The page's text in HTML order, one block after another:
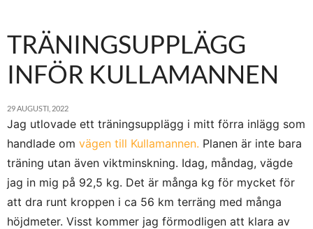
TRÄNINGSUPPLÄGG
INFÖR KULLAMANNEN
29 AUGUSTI, 2022
Jag utlovade ett träningsupplägg i mitt förra inlägg som
handlade om vägen till Kullamannen. Planen är inte bara
träning utan även viktminskning. Idag, måndag, vägde
jag in mig på 92,5 kg. Det är många kg för mycket för
att dra runt kroppen i ca 56 km terräng med många
höjdmeter. Visst kommer jag förmodligen att klara av